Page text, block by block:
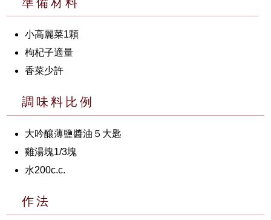
小高麗菜1顆
枸杞子適量
香菜少許
調味料比例
大吟釀薄鹽醬油５大匙
雞湯塊1/3塊
水200c.c.
作法